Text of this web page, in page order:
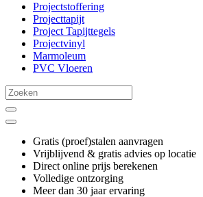
Projectstoffering
Projecttapijt
Project Tapijttegels
Projectvinyl
Marmoleum
PVC Vloeren
Gratis (proef)stalen aanvragen
Vrijblijvend & gratis advies op locatie
Direct online prijs berekenen
Volledige ontzorging
Meer dan 30 jaar ervaring